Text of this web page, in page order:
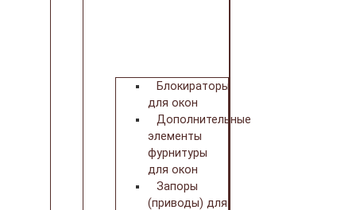
Блокираторы
для окон
Дополнительные
элементы
фурнитуры
для окон
Запоры
(приводы) для